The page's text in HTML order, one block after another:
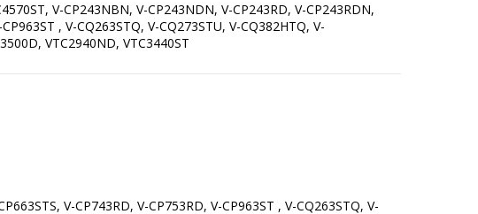
V-CP243NBN, V-CP243NDN, V-CP243RD, V-CP243RDN,
, V-CQ263STQ, V-CQ273STU, V-CQ382HTQ, V-
V-CP743RD, V-CP753RD, V-CP963ST , V-CQ263STQ, V-